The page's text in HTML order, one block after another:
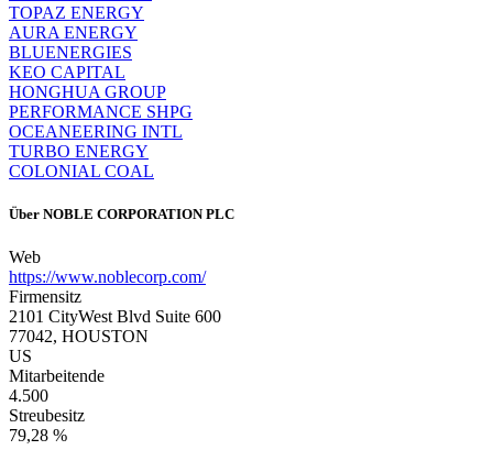
TOPAZ ENERGY
AURA ENERGY
BLUENERGIES
KEO CAPITAL
HONGHUA GROUP
PERFORMANCE SHPG
OCEANEERING INTL
TURBO ENERGY
COLONIAL COAL
Über NOBLE CORPORATION PLC
Web
https://www.noblecorp.com/
Firmensitz
2101 CityWest Blvd Suite 600
77042, HOUSTON
US
Mitarbeitende
4.500
Streubesitz
79,28 %